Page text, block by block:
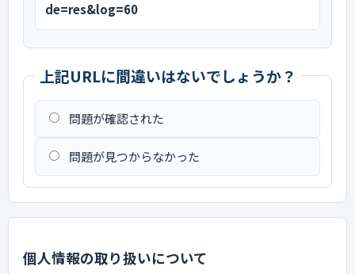
de=res&log=60
上記URLに間違いはないでしょうか？
問題が確認された
問題が見つからなかった
個人情報の取り扱いについて